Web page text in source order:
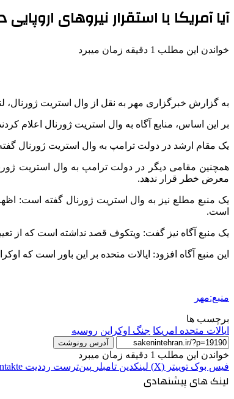
آیا آمریکا با استقرار نیروهای
خواندن این مطلب 1 دقیقه زمان میبرد
به گزارش خبرگزاری مهر به نقل از وال استریت ژورنال،
بر این اساس، منابع آگاه به وال استریت ژورنال اعلام
یک مقام ارشد در دولت ترامپ به وال استریت ژورنال
همچنین مقامی دیگر در دولت ترامپ به وال استریت
معرض خطر قرار ندهد.
یک منبع مطلع نیز به وال استریت ژورنال گفته است:
است.
یک منبع آگاه نیز گفت: ویتکوف قصد نداشته است که از
این منبع آگاه افزود: ایالات متحده بر این باور است که
منبع:مهر
برچسب ها
ایالات متحده امریکا جنگ اوکراین روسیه
آدرس رونوشت
خواندن این مطلب 1 دقیقه زمان میبرد
فیس بوک توییتر (X) لینکدین ‫تامبلر ‫پین‌ترست ‫رددیت
لینک های پیشنهادی